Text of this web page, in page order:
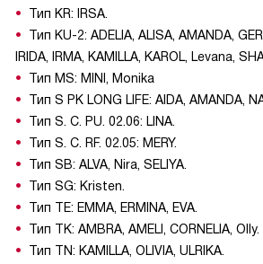
Тип KR: IRSA.
Тип KU-2: ADELIA, ALISA, AMANDA,
IRIDA, IRMA, KAMILLA, KAROL, Levana,
Тип MS: MINI, Monika
Тип S PK LONG LIFE: AIDA, AMANDA,
Тип S. C. PU. 02.06: LINA.
Тип S. C. RF. 02.05: MERY.
Тип SB: ALVA, Nira, SELIYA.
Тип SG: Kristen.
Тип TE: EMMA, ERMINA, EVA.
Тип TK: AMBRA, AMELI, CORNELIA, Olly.
Тип TN: KAMILLA, OLIVIA, ULRIKA.